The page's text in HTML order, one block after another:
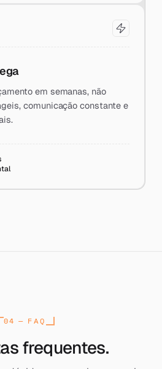
em semanas, não
comunicação constante e
04 — FAQ
frequentes.